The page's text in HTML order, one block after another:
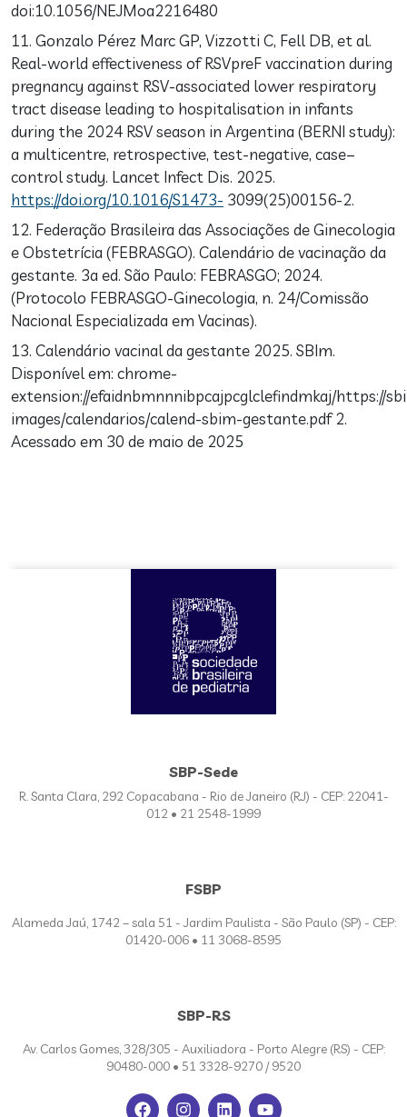
doi:10.1056/NEJMoa2216480
11. Gonzalo Pérez Marc GP, Vizzotti C, Fell DB, et al.
Real-world effectiveness of RSVpreF vaccination during
pregnancy against RSV-associated lower respiratory
tract disease leading to hospitalisation in infants
during the 2024 RSV season in Argentina (BERNI study):
a multicentre, retrospective, test-negative, case–
control study. Lancet Infect Dis. 2025.
https://doi.org/10.1016/S1473- 3099(25)00156-2.
12. Federação Brasileira das Associações de Ginecologia
e Obstetrícia (FEBRASGO). Calendário de vacinação da
gestante. 3a ed. São Paulo: FEBRASGO; 2024.
(Protocolo FEBRASGO-Ginecologia, n. 24/Comissão
Nacional Especializada em Vacinas).
13. Calendário vacinal da gestante 2025. SBIm.
Disponível em: chrome-
extension://efaidnbmnnnibpcajpcglclefindmkaj/https://
images/calendarios/calend-sbim-gestante.pdf 2.
Acessado em 30 de maio de 2025
SBP-Sede
R. Santa Clara, 292 Copacabana - Rio de Janeiro (RJ) - CEP: 22041-
012 • 21 2548-1999
FSBP
Alameda Jaú, 1742 – sala 51 - Jardim Paulista - São Paulo (SP) - CEP:
01420-006 • 11 3068-8595
SBP-RS
Av. Carlos Gomes, 328/305 - Auxiliadora - Porto Alegre (RS) - CEP:
90480-000 • 51 3328-9270 / 9520